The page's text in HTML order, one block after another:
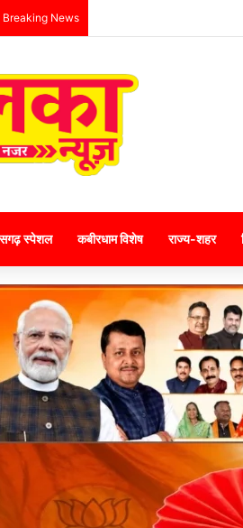
Breaking News
स्पेशल कबीरधाम विशेष राज्य-शहर